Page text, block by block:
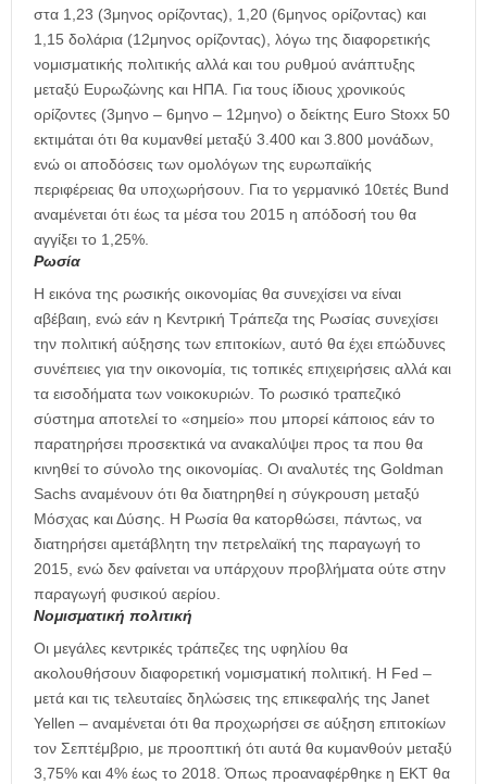
στα 1,23 (3μηνος ορίζοντας), 1,20 (6μηνος ορίζοντας) και
1,15 δολάρια (12μηνος ορίζοντας), λόγω της διαφορετικής
νομισματικής πολιτικής αλλά και του ρυθμού ανάπτυξης
μεταξύ Ευρωζώνης και ΗΠΑ. Για τους ίδιους χρονικούς
ορίζοντες (3μηνο – 6μηνο – 12μηνο) ο δείκτης Euro Stoxx 50
εκτιμάται ότι θα κυμανθεί μεταξύ 3.400 και 3.800 μονάδων,
ενώ οι αποδόσεις των ομολόγων της ευρωπαϊκής
περιφέρειας θα υποχωρήσουν. Για το γερμανικό 10ετές Bund
αναμένεται ότι έως τα μέσα του 2015 η απόδοσή του θα
αγγίξει το 1,25%.
Ρωσία
Η εικόνα της ρωσικής οικονομίας θα συνεχίσει να είναι
αβέβαιη, ενώ εάν η Κεντρική Τράπεζα της Ρωσίας συνεχίσει
την πολιτική αύξησης των επιτοκίων, αυτό θα έχει επώδυνες
συνέπειες για την οικονομία, τις τοπικές επιχειρήσεις αλλά και
τα εισοδήματα των νοικοκυριών. Το ρωσικό τραπεζικό
σύστημα αποτελεί το «σημείο» που μπορεί κάποιος εάν το
παρατηρήσει προσεκτικά να ανακαλύψει προς τα που θα
κινηθεί το σύνολο της οικονομίας. Οι αναλυτές της Goldman
Sachs αναμένουν ότι θα διατηρηθεί η σύγκρουση μεταξύ
Μόσχας και Δύσης. Η Ρωσία θα κατορθώσει, πάντως, να
διατηρήσει αμετάβλητη την πετρελαϊκή της παραγωγή το
2015, ενώ δεν φαίνεται να υπάρχουν προβλήματα ούτε στην
παραγωγή φυσικού αερίου.
Νομισματική πολιτική
Οι μεγάλες κεντρικές τράπεζες της υφηλίου θα
ακολουθήσουν διαφορετική νομισματική πολιτική. Η Fed –
μετά και τις τελευταίες δηλώσεις της επικεφαλής της Janet
Yellen – αναμένεται ότι θα προχωρήσει σε αύξηση επιτοκίων
τον Σεπτέμβριο, με προοπτική ότι αυτά θα κυμανθούν μεταξύ
3,75% και 4% έως το 2018. Όπως προαναφέρθηκε η ΕΚΤ θα